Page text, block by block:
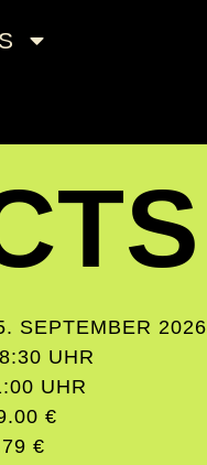
SEPTEMBER 2026
UHR
UHR
€
€